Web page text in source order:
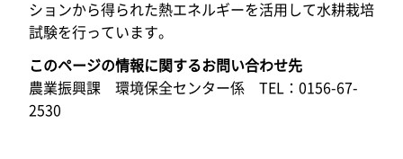
ションから得られた熱エネルギーを活用して水耕栽培
試験を行っています。
このページの情報に関するお問い合わせ先
農業振興課 環境保全センター係 TEL：0156-67-
2530